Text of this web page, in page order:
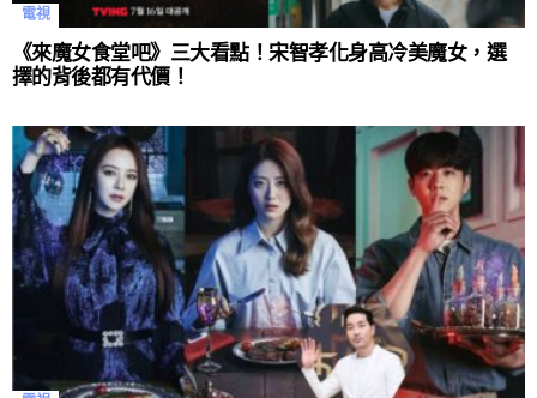
電視
《來魔女食堂吧》三大看點！宋智孝化身高冷美魔女，選
擇的背後都有代價！